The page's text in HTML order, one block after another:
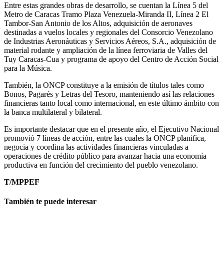
Entre estas grandes obras de desarrollo, se cuentan la Línea 5 del
Metro de Caracas Tramo Plaza Venezuela-Miranda II, Línea 2 El
Tambor-San Antonio de los Altos, adquisición de aeronaves
destinadas a vuelos locales y regionales del Consorcio Venezolano
de Industrias Aeronáuticas y Servicios Aéreos, S.A., adquisición de
material rodante y ampliación de la línea ferroviaria de Valles del
Tuy Caracas-Cua y programa de apoyo del Centro de Acción Social
para la Música.
También, la ONCP constituye a la emisión de títulos tales como
Bonos, Pagarés y Letras del Tesoro, manteniendo así las relaciones
financieras tanto local como internacional, en este último ámbito con
la banca multilateral y bilateral.
Es importante destacar que en el presente año, el Ejecutivo Nacional
promovió 7 líneas de acción, entre las cuales la ONCP planifica,
negocia y coordina las actividades financieras vinculadas a
operaciones de crédito público para avanzar hacia una economía
productiva en función del crecimiento del pueblo venezolano.
T/MPPEF
También te puede interesar